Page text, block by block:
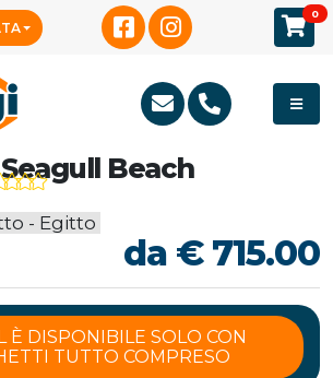
0
Beach
- Egitto
da € 715.00
È DISPONIBILE SOLO CON
TUTTO COMPRESO